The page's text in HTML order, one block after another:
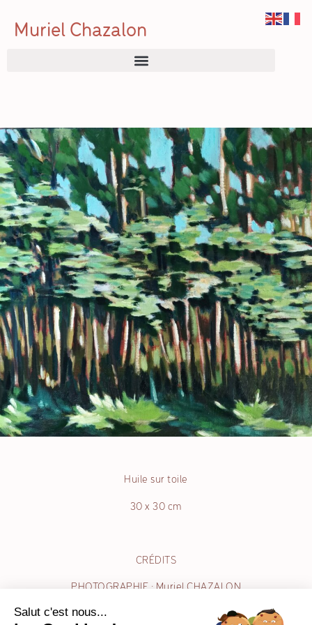
Muriel Chazalon
Huile sur toile
30 x 30 cm
CRÉDITS
PHOTOGRAPHIE : Muriel CHAZALON